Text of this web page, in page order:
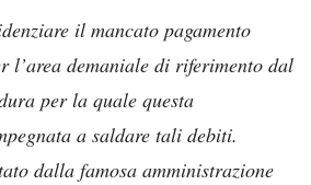
il mancato pagamento
l’area demaniale di riferimento dal
per la quale questa
a saldare tali debiti.
dalla famosa amministrazione